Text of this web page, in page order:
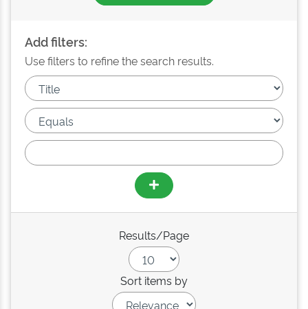
Add filters:
Use filters to refine the search results.
Results/Page
Sort items by